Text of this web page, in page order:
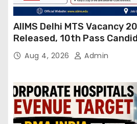
AIIMS Delhi MTS Vacancy
Released, 10th Pass
Through Email
Aug 4, 2026 Admin